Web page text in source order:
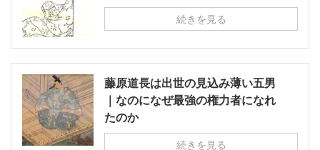
続きを見る
藤原道長は出世の見込み薄い五男
｜なのになぜ最強の権力者になれ
たのか
続きを見る